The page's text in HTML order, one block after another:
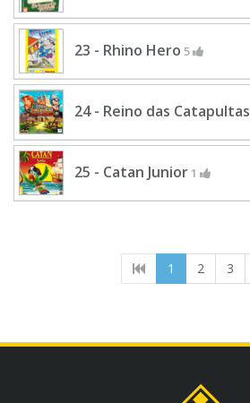
23 - Rhino Hero 5
24 - Reino das Catapultas
25 - Catan Junior 1
1 (current)
2 3